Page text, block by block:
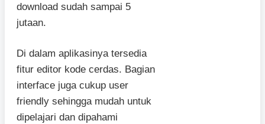
download sudah sampai 5
jutaan.
Di dalam aplikasinya tersedia
fitur editor kode cerdas. Bagian
interface juga cukup user
friendly sehingga mudah untuk
dipelajari dan dipahami